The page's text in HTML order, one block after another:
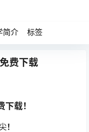
简介 标签
费下载
载！
！